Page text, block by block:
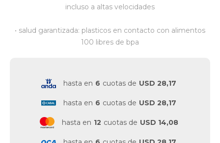
incluso a altas velocidades
• salud garantizada: plasticos en contacto con alimentos
100 libres de bpa
hasta en 6 cuotas de USD 28,17
hasta en 6 cuotas de USD 28,17
hasta en 12 cuotas de USD 14,08